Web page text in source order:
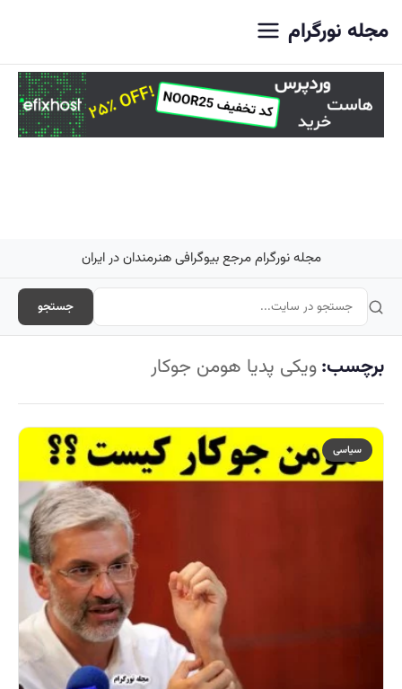
مجله نورگرام
مجله نورگرام مرجع بیوگرافی هنرمندان در ایران
جستجو
برچسب:ویکی پدیا هومن جوکار
سیاسی